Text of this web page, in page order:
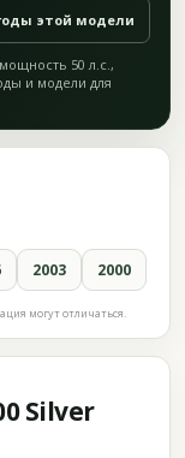
этой модели
50 л.с.,
и модели для
2003 2000
могут отличаться.
Silver